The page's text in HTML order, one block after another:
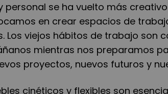
personal se ha vuelto más
en crear espacios de
Los viejos hábitos de trabajo son
mientras nos preparamos
proyectos, nuevos futuros y
cinéticos y flexibles son